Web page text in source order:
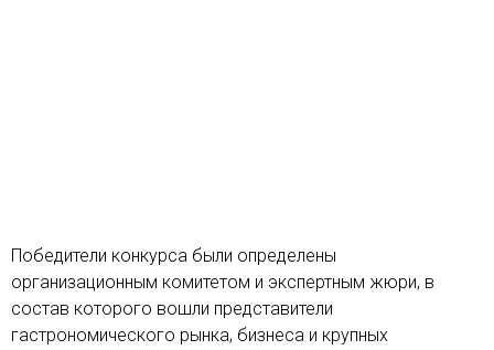
Победители конкурса были определены
организационным комитетом и экспертным жюри, в
состав которого вошли представители
гастрономического рынка, бизнеса и крупных